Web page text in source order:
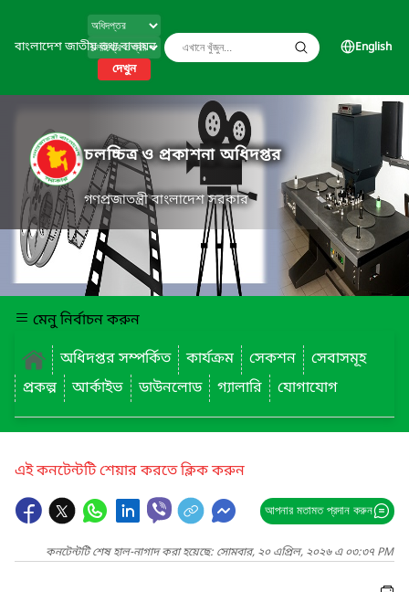
বাংলাদেশ জাতীয় তথ্য বাতায়ন
দেখুন
English
চলচ্চিত্র ও প্রকাশনা অধিদপ্তর
গণপ্রজাতন্ত্রী বাংলাদেশ সরকার
মেনু নির্বাচন করুন
অধিদপ্তর সম্পর্কিত
কার্যক্রম সেকশন
সেবাসমূহ
প্রকল্প
আর্কাইভ ডাউনলোড গ্যালারি যোগাযোগ
এই কনটেন্টটি শেয়ার করতে ক্লিক করুন
আপনার মতামত প্রদান করুন
কনটেন্টটি শেষ হাল-নাগাদ করা হয়েছে: সোমবার, ২০ এপ্রিল, ২০২৬ এ ০৩:৩৭ PM